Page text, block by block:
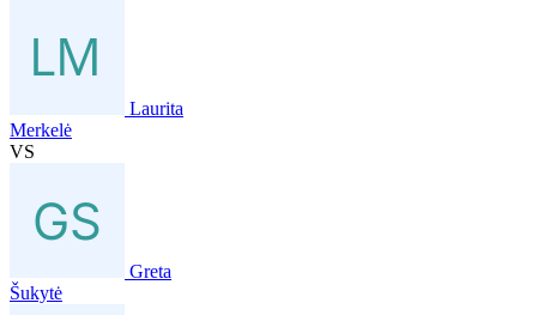
Laurita
Merkelė
VS
Greta
Šukytė